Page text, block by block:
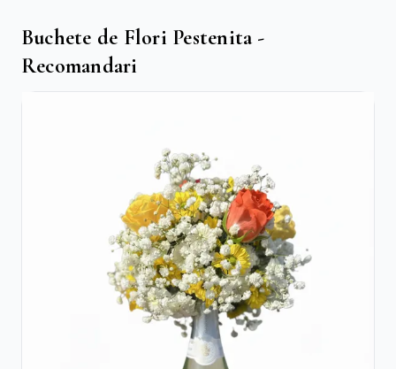
Buchete de Flori Pestenita -
Recomandari